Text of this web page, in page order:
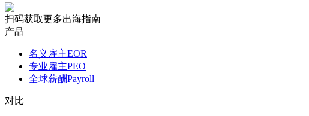
扫码获取更多出海指南
产品
名义雇主EOR
专业雇主PEO
全球薪酬Payroll
对比